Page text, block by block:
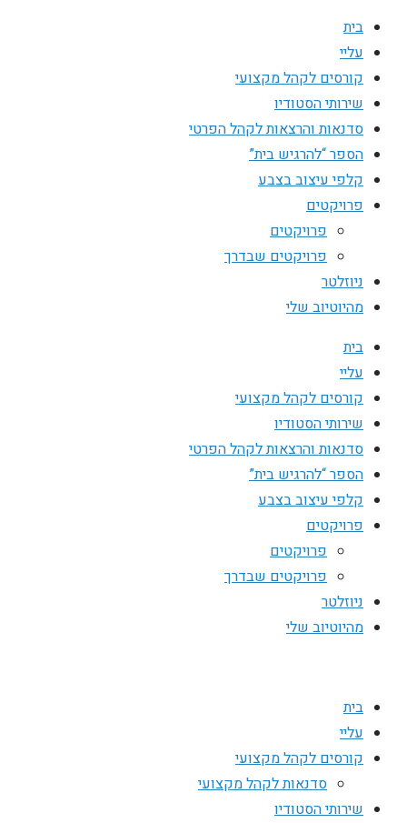
בית
עליי
קורסים לקהל מקצועי
שירותי הסטודיו
סדנאות והרצאות לקהל הפרטי
הספר “להרגיש בית”
קלפי עיצוב בצבע
פרויקטים
פרויקטים
פרויקטים שבדרך
ניוזלטר
מהיוטיוב שלי
בית
עליי
קורסים לקהל מקצועי
שירותי הסטודיו
סדנאות והרצאות לקהל הפרטי
הספר “להרגיש בית”
קלפי עיצוב בצבע
פרויקטים
פרויקטים
פרויקטים שבדרך
ניוזלטר
מהיוטיוב שלי
בית
עליי
קורסים לקהל מקצועי
סדנאות לקהל מקצועי
שירותי הסטודיו